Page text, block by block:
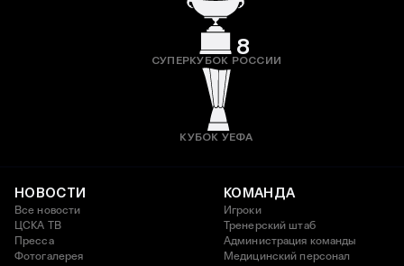
8
СУПЕРКУБОК РОССИИ
КУБОК УЕФА
НОВОСТИ
Все новости
ЦСКА ТВ
Пресса
Фотогалерея
КОМАНДА
Игроки
Тренерский штаб
Администрация команды
Медицинский персонал